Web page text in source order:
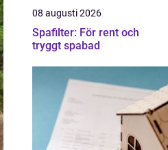
08 augusti 2026
Spafilter: För rent och
tryggt spabad